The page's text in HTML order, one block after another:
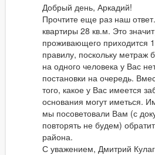
Добрый день, Аркадий!
Прочтите еще раз наш
квартиры 28 кв.м. Это
проживающего приходится
правилу, поскольку метраж
на одного человека у Вас
постановки на очередь.
того, какое у Вас имеется
основания могут иметься.
мы посоветовали Вам (с
повторять не будем)
района.
С уважением, Дмитрий